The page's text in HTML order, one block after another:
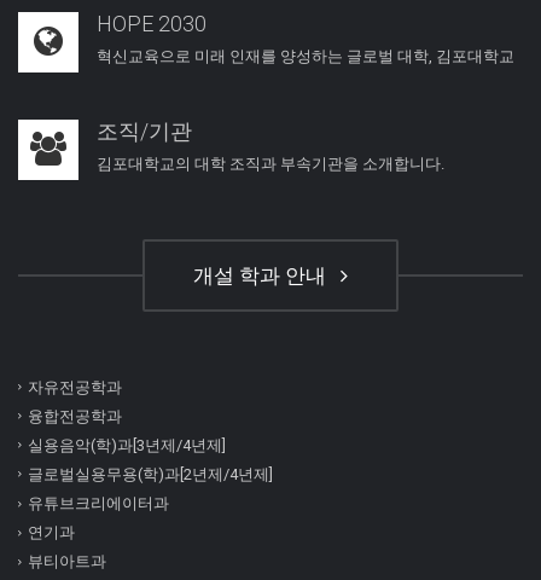
HOPE 2030
혁신교육으로 미래 인재를 양성하는 글로벌 대학, 김포대학교
조직/기관
김포대학교의 대학 조직과 부속기관을 소개합니다.
개설 학과 안내
자유전공학과
융합전공학과
실용음악(학)과[3년제/4년제]
글로벌실용무용(학)과[2년제/4년제]
유튜브크리에이터과
연기과
뷰티아트과